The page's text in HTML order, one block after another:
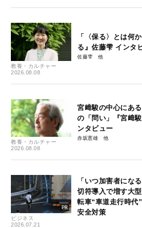
教養・カルチャー
2026.08.08
「〈保る〉とは何
る』佐藤雫 インタ
佐藤雫
教養・カルチャー
2026.08.08
宮﨑駿の中心にあ
の「問い」『宮﨑
ンタビュー
赤坂憲雄
ビジネス
2026.07.21
「いつ加害者にな
切符導入で増す大
転車“車道走行時代
安全対策